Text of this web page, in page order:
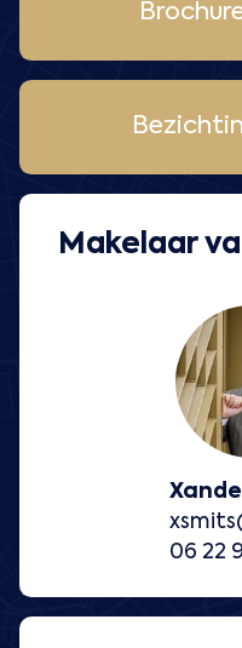
Makelaar
06 22